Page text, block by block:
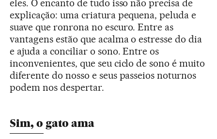
eles. O encanto de tudo isso não precisa de
explicação: uma criatura pequena, peluda e
suave que ronrona no escuro. Entre as
vantagens estão que acalma o estresse do dia
e ajuda a conciliar o sono. Entre os
inconvenientes, que seu ciclo de sono é muito
diferente do nosso e seus passeios noturnos
podem nos despertar.
Sim, o gato ama